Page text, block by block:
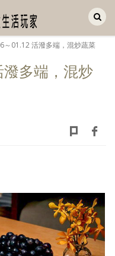
～01.12 活潑多端，混炒蔬菜
多端，混炒